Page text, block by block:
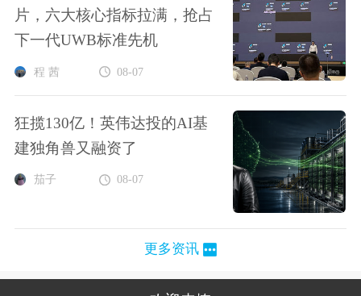
片，六大核心指标拉满，抢占
下一代UWB标准先机
程 茜 08-07
狂揽130亿！英伟达投的AI基
建独角兽又融资了
茄子 08-07
更多资讯